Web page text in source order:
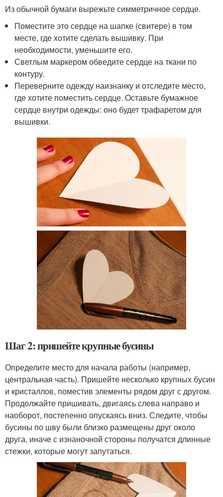
Из обычной бумаги вырежьте симметричное сердце.
Поместите это сердце на шапке (свитере) в том
месте, где хотите сделать вышивку. При
необходимости, уменьшите его.
Светлым маркером обведите сердце на ткани по
контуру.
Переверните одежду наизнанку и отследите место,
где хотите поместить сердце. Оставьте бумажное
сердце внутри одежды: оно будет трафаретом для
вышивки.
Шаг 2: пришейте крупные бусины
Определите место для начала работы (например,
центральная часть). Пришейте несколько крупных бусин
и кристаллов, поместив элементы рядом друг с другом.
Продолжайте пришивать, двигаясь слева направо и
наоборот, постепенно опускаясь вниз. Следите, чтобы
бусины по шву были близко размещены друг около
друга, иначе с изнаночной стороны получатся длинные
стежки, которые могут запутаться.